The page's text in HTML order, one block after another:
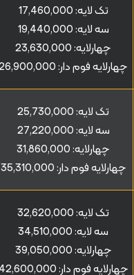
تک لایه:17,460,000
سه لایه:19,440,000
چهارلایه:23,630,000
چهارلایه فوم دار:
تک لایه:25,730,000
سه لایه:27,220,000
چهارلایه:31,860,000
چهارلایه فوم دار:35,310,000
تک لایه:32,620,000
سه لایه:34,510,000
چهارلایه:39,050,000
چهارلایه فوم دار: